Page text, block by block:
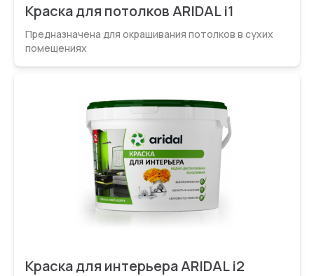
Краска для потолков ARIDAL i1
Предназначена для окрашивания потолков в сухих
помещениях
Краска для интерьера ARIDAL i2